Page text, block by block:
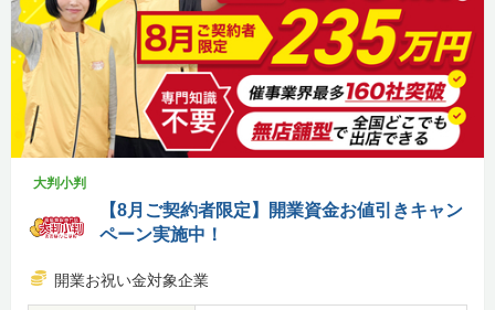
大判小判
【8月ご契約者限定】開業資金お値引きキャン
ペーン実施中！
開業お祝い金対象企業